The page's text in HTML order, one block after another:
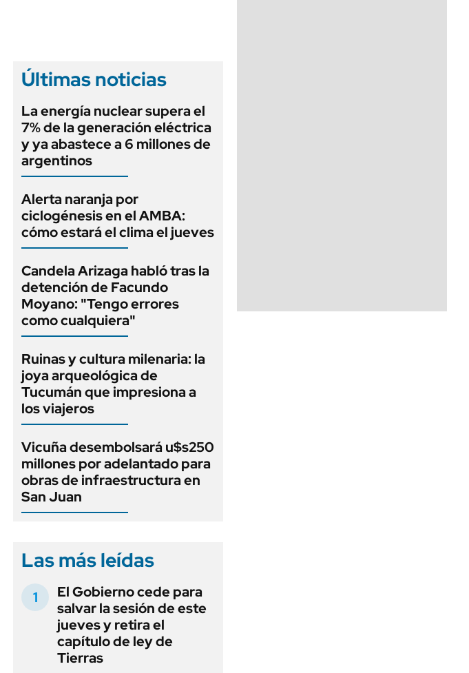
Últimas noticias
La energía nuclear supera el
7% de la generación eléctrica
y ya abastece a 6 millones de
argentinos
Alerta naranja por
ciclogénesis en el AMBA:
cómo estará el clima el jueves
Candela Arizaga habló tras la
detención de Facundo
Moyano: "Tengo errores
como cualquiera"
Ruinas y cultura milenaria: la
joya arqueológica de
Tucumán que impresiona a
los viajeros
Vicuña desembolsará u$s250
millones por adelantado para
obras de infraestructura en
San Juan
Las más leídas
El Gobierno cede para
salvar la sesión de este
jueves y retira el
capítulo de ley de
Tierras